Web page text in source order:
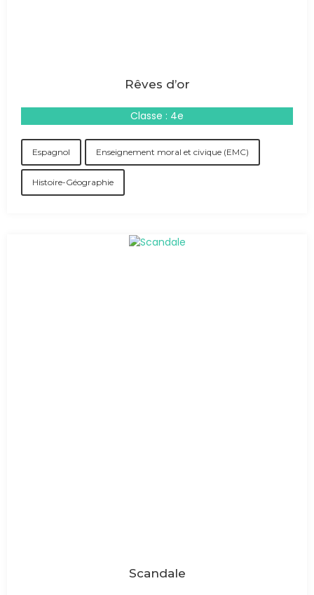
Rêves d’or
Classe : 4e
Espagnol Enseignement moral et civique (EMC)
Histoire-Géographie
Scandale